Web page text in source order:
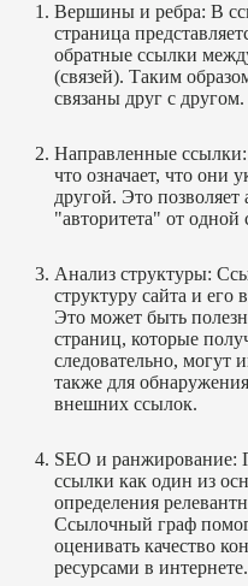
Вершины и ребра: В
страница
обратные ссылки
(связей). Таким
связаны друг с другом.
Направленные ссылки:
что означает, что они
другой. Это
"авторитета" от
Анализ структуры:
структуру сайта и его
Это может быть
страниц, которые
следовательно, могут
также для
внешних ссылок.
SEO и ранжирование:
ссылки как один из
определения
Ссылочный граф
оценивать качество
ресурсами в интернете.